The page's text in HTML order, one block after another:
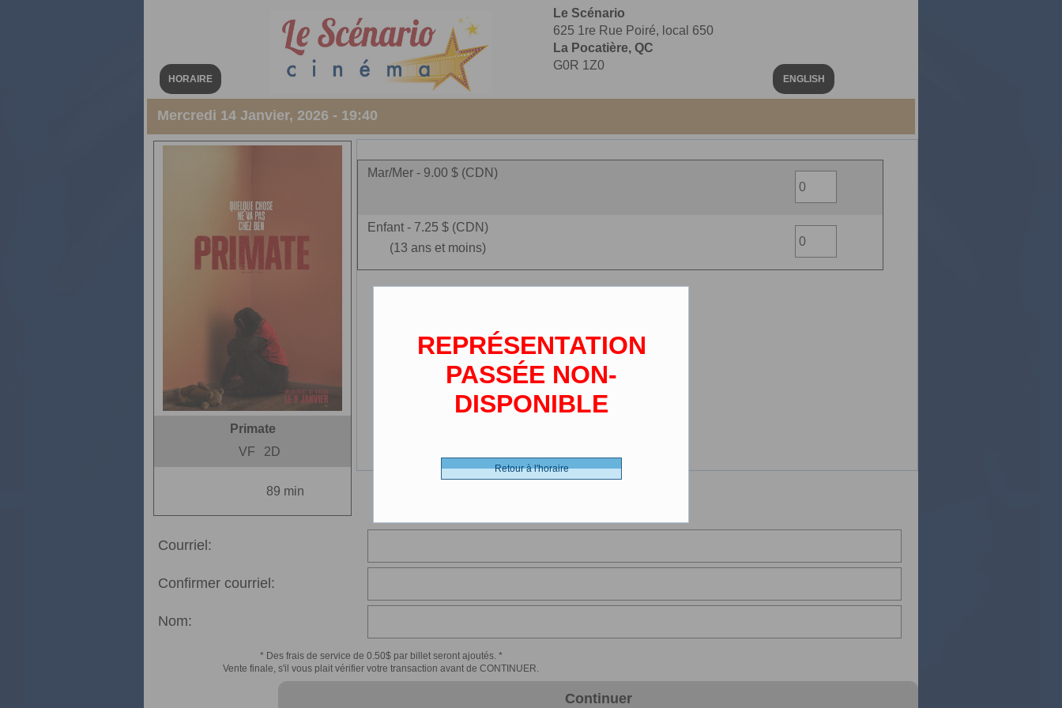
HORAIRE
Le Scénario
625 1re Rue Poiré, local 650
La Pocatière, QC
G0R 1Z0
ENGLISH
Mercredi 14 Janvier, 2026 - 19:40
Primate
VF
2D
89 min
Mar/Mer - 9.00 $ (CDN)
Enfant - 7.25 $ (CDN)
(13 ans et moins)
Courriel:
Confirmer courriel:
Nom:
* Des frais de service de 0.50$ par billet seront ajoutés. *
Vente finale, s'il vous plait vérifier votre transaction avant de CONTINUER.
Continuer
REPRÉSENTATION
PASSÉE NON-
DISPONIBLE
Retour à l'horaire